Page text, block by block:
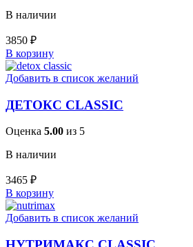
В наличии
3850 ₽
В корзину
Добавить в список желаний
ДЕТОКС CLASSIC
Оценка 5.00 из 5
В наличии
3465 ₽
В корзину
Добавить в список желаний